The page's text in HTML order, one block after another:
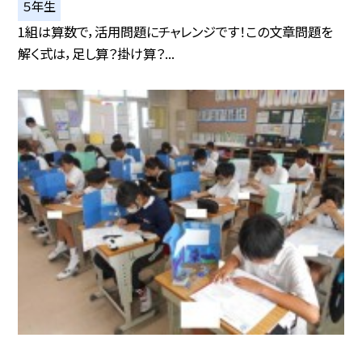
５年生
1組は算数で，活用問題にチャレンジです！この文章問題を
解く式は，足し算？掛け算？...